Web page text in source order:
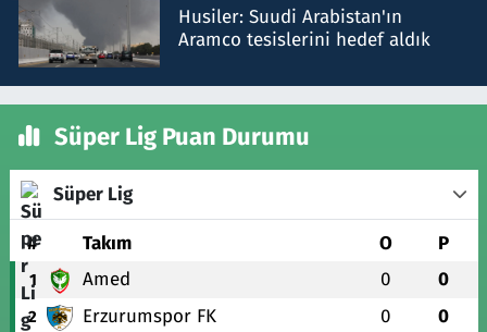
Husiler: Suudi Arabistan'ın
Aramco tesislerini hedef aldık
Süper Lig Puan Durumu
Süper Lig
# Takım O P
1 Amed 0 0
2 Erzurumspor FK 0 0